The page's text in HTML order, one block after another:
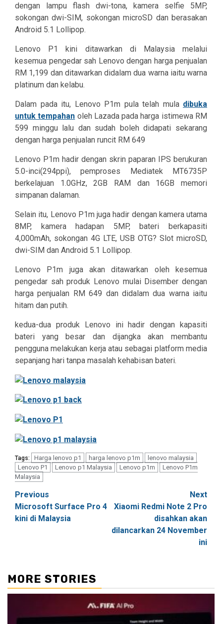
dengan lampu flash dwi-tona, kamera selfie 5MP,
sokongan dwi-SIM, sokongan microSD dan berasakan
Android 5.1 Lollipop.
Lenovo P1 kini ditawarkan di Malaysia melalui
kesemua pengedar sah Lenovo dengan harga penjualan
RM 1,199 dan ditawarkan didalam dua warna iaitu warna
platinum dan kelabu.
Dalam pada itu, Lenovo P1m pula telah mula dibuka
untuk tempahan oleh Lazada pada harga istimewa RM
599 minggu lalu dan sudah boleh didapati sekarang
dengan harga penjualan runcit RM 649
Lenovo P1m hadir dengan skrin paparan IPS berukuran
5.0-inci(294ppi), pemproses Mediatek MT6735P
berkelajuan 1.0GHz, 2GB RAM dan 16GB memori
simpanan dalaman.
Selain itu, Lenovo P1m juga hadir dengan kamera utama
8MP, kamera hadapan 5MP, bateri berkapasiti
4,000mAh, sokongan 4G LTE, USB OTG? Slot microSD,
dwi-SIM dan Android 5.1 Lollipop.
Lenovo P1m juga akan ditawarkan oleh kesemua
pengedar sah produk Lenovo mulai Disember dengan
harga penjualan RM 649 dan didalam dua warna iaitu
hitam dan putih.
kedua-dua produk Lenovo ini hadir dengan kapasiti
bateri yang besar dan dijangka akan membantu
pengguna melakukan kerja atau sebagai platform media
sepanjang hari tanpa masalah kehabisan bateri.
Tags: Harga lenovo p1 harga lenovo p1m
lenovo malaysia
Lenovo P1
Lenovo p1 Malaysia Lenovo p1m
Lenovo P1m
Malaysia
Post
navigation
Previous
Microsoft Surface Pro 4
kini di Malaysia
Next
Xiaomi Redmi Note 2 Pro
disahkan akan
dilancarkan 24 November
ini
MORE STORIES